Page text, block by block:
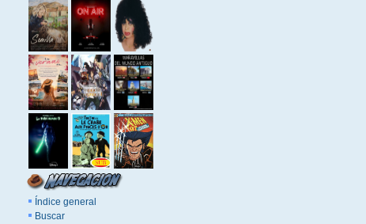
Índice general
Buscar